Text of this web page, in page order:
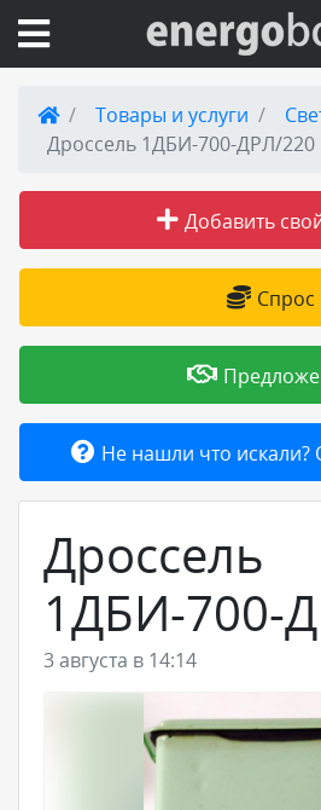
Вход на сайт
Публикации
Товары и услуги
Добавить товар или
Товары и услуги
Дроссель 1ДБИ-700-ДРЛ/220
Добавить
Спрос
Не нашли что искали?
Дроссель
1ДБИ-700-
3 августа в 14:14